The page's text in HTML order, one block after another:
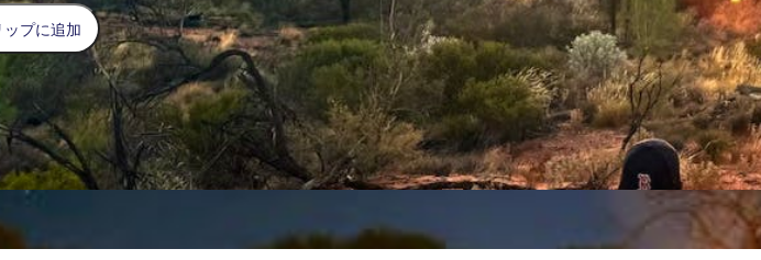
プに追加